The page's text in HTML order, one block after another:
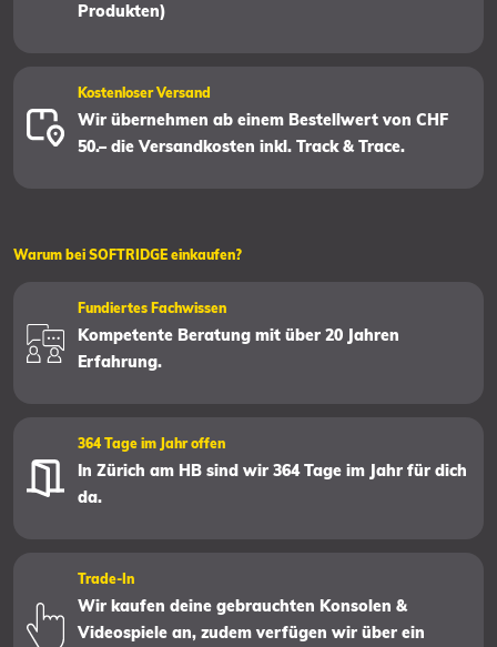
Produkten)
Kostenloser Versand
Wir übernehmen ab einem Bestellwert von CHF
50.– die Versandkosten inkl. Track & Trace.
Warum bei SOFTRIDGE einkaufen?
Fundiertes Fachwissen
Kompetente Beratung mit über 20 Jahren
Erfahrung.
364 Tage im Jahr offen
In Zürich am HB sind wir 364 Tage im Jahr für dich
da.
Trade-In
Wir kaufen deine gebrauchten Konsolen &
Videospiele an, zudem verfügen wir über ein